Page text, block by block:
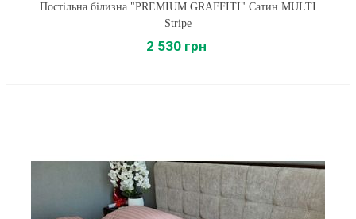
Постільна білизна "PREMIUM GRAFFITI" Сатин MULTI
Stripe
2 530 грн